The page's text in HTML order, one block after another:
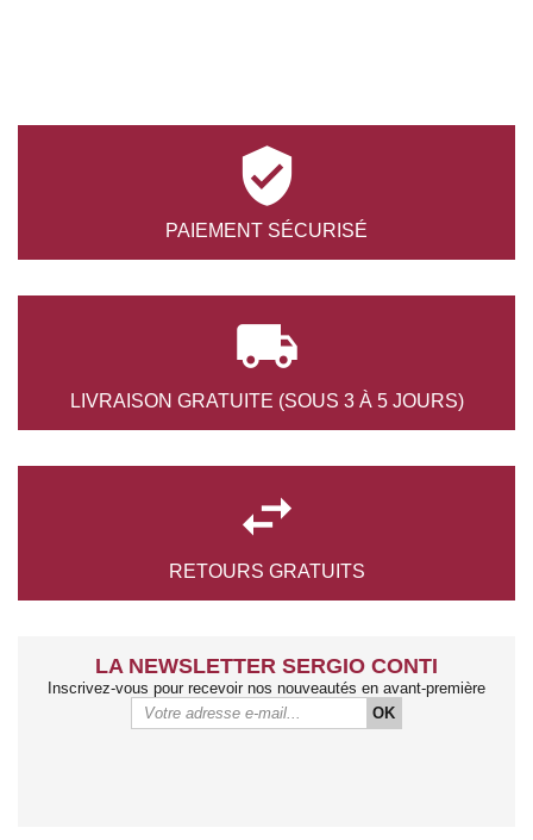

PAIEMENT SÉCURISÉ

LIVRAISON GRATUITE (SOUS 3 À 5 JOURS)

RETOURS GRATUITS
LA NEWSLETTER SERGIO CONTI
Inscrivez-vous pour recevoir nos nouveautés en avant-première
OK